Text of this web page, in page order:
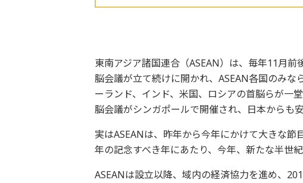
東南アジア諸国連合（ASEAN）は、毎年11月
脳会議が立て続けに開かれ、ASEAN各国のみ
ーランド、インド、米国、ロシアの首脳らが一
脳会議がシンガポールで開催され、日本からも
実はASEANは、昨年から今年にかけて大きな
年の記念すべき年にあたり、今年、新たな半世
ASEANは設立以降、域内の経済協力を進め、